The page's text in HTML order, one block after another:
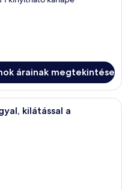
árainak megtekintése
modern szállodaszoba,
kilátással a